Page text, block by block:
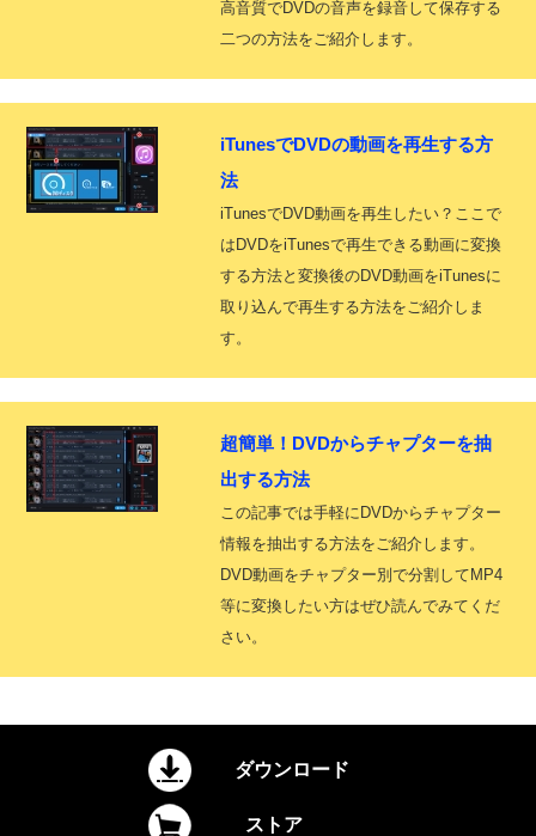
高音質でDVDの音声を録音して保存する
二つの方法をご紹介します。
iTunesでDVDの動画を再生する方
法
iTunesでDVD動画を再生したい？ここで
はDVDをiTunesで再生できる動画に変換
する方法と変換後のDVD動画をiTunesに
取り込んで再生する方法をご紹介しま
す。
超簡単！DVDからチャプターを抽
出する方法
この記事では手軽にDVDからチャプター
情報を抽出する方法をご紹介します。
DVD動画をチャプター別で分割してMP4
等に変換したい方はぜひ読んでみてくだ
さい。
ダウンロード
ストア